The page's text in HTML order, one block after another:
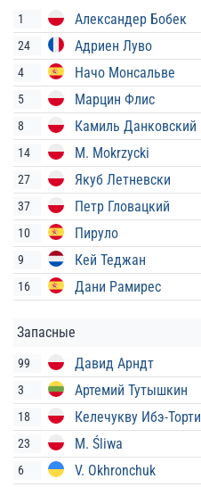
1 Александер Бобек
24 Адриен Луво
4 Начо Монсальве
5 Марцин Флис
8 Камиль Данковский
14 M. Mokrzycki
27 Якуб Летневски
37 Петр Гловацкий
10 Пируло
9 Кей Теджан
16 Дани Рамирес
Запасные
99 Давид Арндт
3 Артемий Тутышкин
18
Келечукву Ибэ-Торти
23 M. Śliwa
6
V. Okhronchuk